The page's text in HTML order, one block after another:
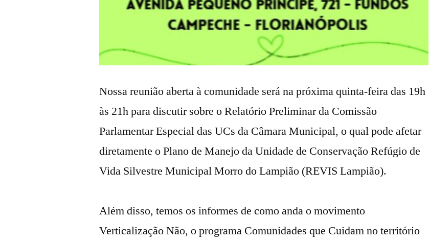
Nossa reunião aberta à comunidade será na próxima quinta-feira das 19h
às 21h para discutir sobre o Relatório Preliminar da Comissão
Parlamentar Especial das UCs da Câmara Municipal, o qual pode afetar
diretamente o Plano de Manejo da Unidade de Conservação Refúgio de
Vida Silvestre Municipal Morro do Lampião (REVIS Lampião).
Além disso, temos os informes de como anda o movimento
Verticalização Não, o programa Comunidades que Cuidam no território